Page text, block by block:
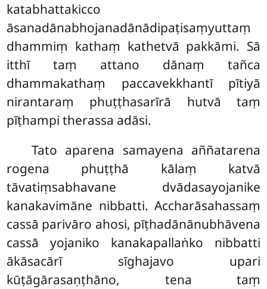
katabhattakicco
āsanadānabhojanadānādipaṭisaṃyuttaṃ
dhammiṃ kathaṃ kathetvā pakkāmi. Sā
itthī taṃ attano dānaṃ tañca
dhammakathaṃ paccavekkhantī pītiyā
nirantaraṃ phuṭṭhasarīrā hutvā taṃ
pīṭhampi therassa adāsi.
Tato aparena samayena aññatarena
rogena phuṭṭhā kālaṃ katvā
tāvatiṃsabhavane dvādasayojanike
kanakavimāne nibbatti. Accharāsahassaṃ
cassā parivāro ahosi, pīṭhadānānubhāvena
cassā yojaniko kanakapallaṅko nibbatti
ākāsacārī sīghajavo upari
kūṭāgārasaṇṭhāno, tena taṃ